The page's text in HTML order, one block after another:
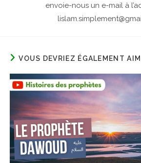
envoie-nous un e-mail à
VOUS DEVRIEZ ÉGALEMENT